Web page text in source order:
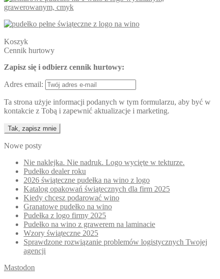
Koszyk
Cennik hurtowy
Zapisz się i odbierz cennik hurtowy:
Adres email:
Ta strona użyje informacji podanych w tym formularzu, aby być w
kontakcie z Tobą i zapewnić aktualizacje i marketing.
Nowe posty
Nie naklejka. Nie nadruk. Logo wycięte w tekturze.
Pudełko dealer roku
2026 świąteczne pudełka na wino z logo
Katalog opakowań świątecznych dla firm 2025
Kiedy chcesz podarować wino
Granatowe pudełko na wino
Pudełka z logo firmy 2025
Pudełko na wino z grawerem na laminacie
Wzory świąteczne 2025
Sprawdzone rozwiązanie problemów logistycznych Twojej
agencji
Mastodon